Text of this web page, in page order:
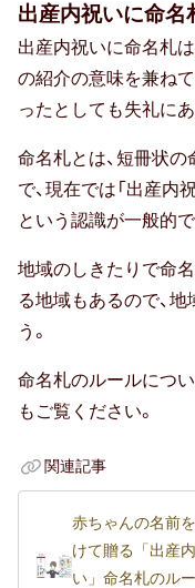
出産内祝いに命名
出産内祝いに命名札
の紹介の意味を兼ね
ったとしても失礼に
命名札とは、短冊状
で、現在では「出産内
という認識が一般的で
地域のしきたりで命
る地域もあるので、
う。
命名札のルールにつ
もご覧ください。
関連記事
赤ちゃんの名前
けて贈る「出産
い」命名札のル